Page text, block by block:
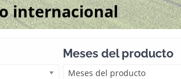
internacional
Meses del producto
Meses del producto